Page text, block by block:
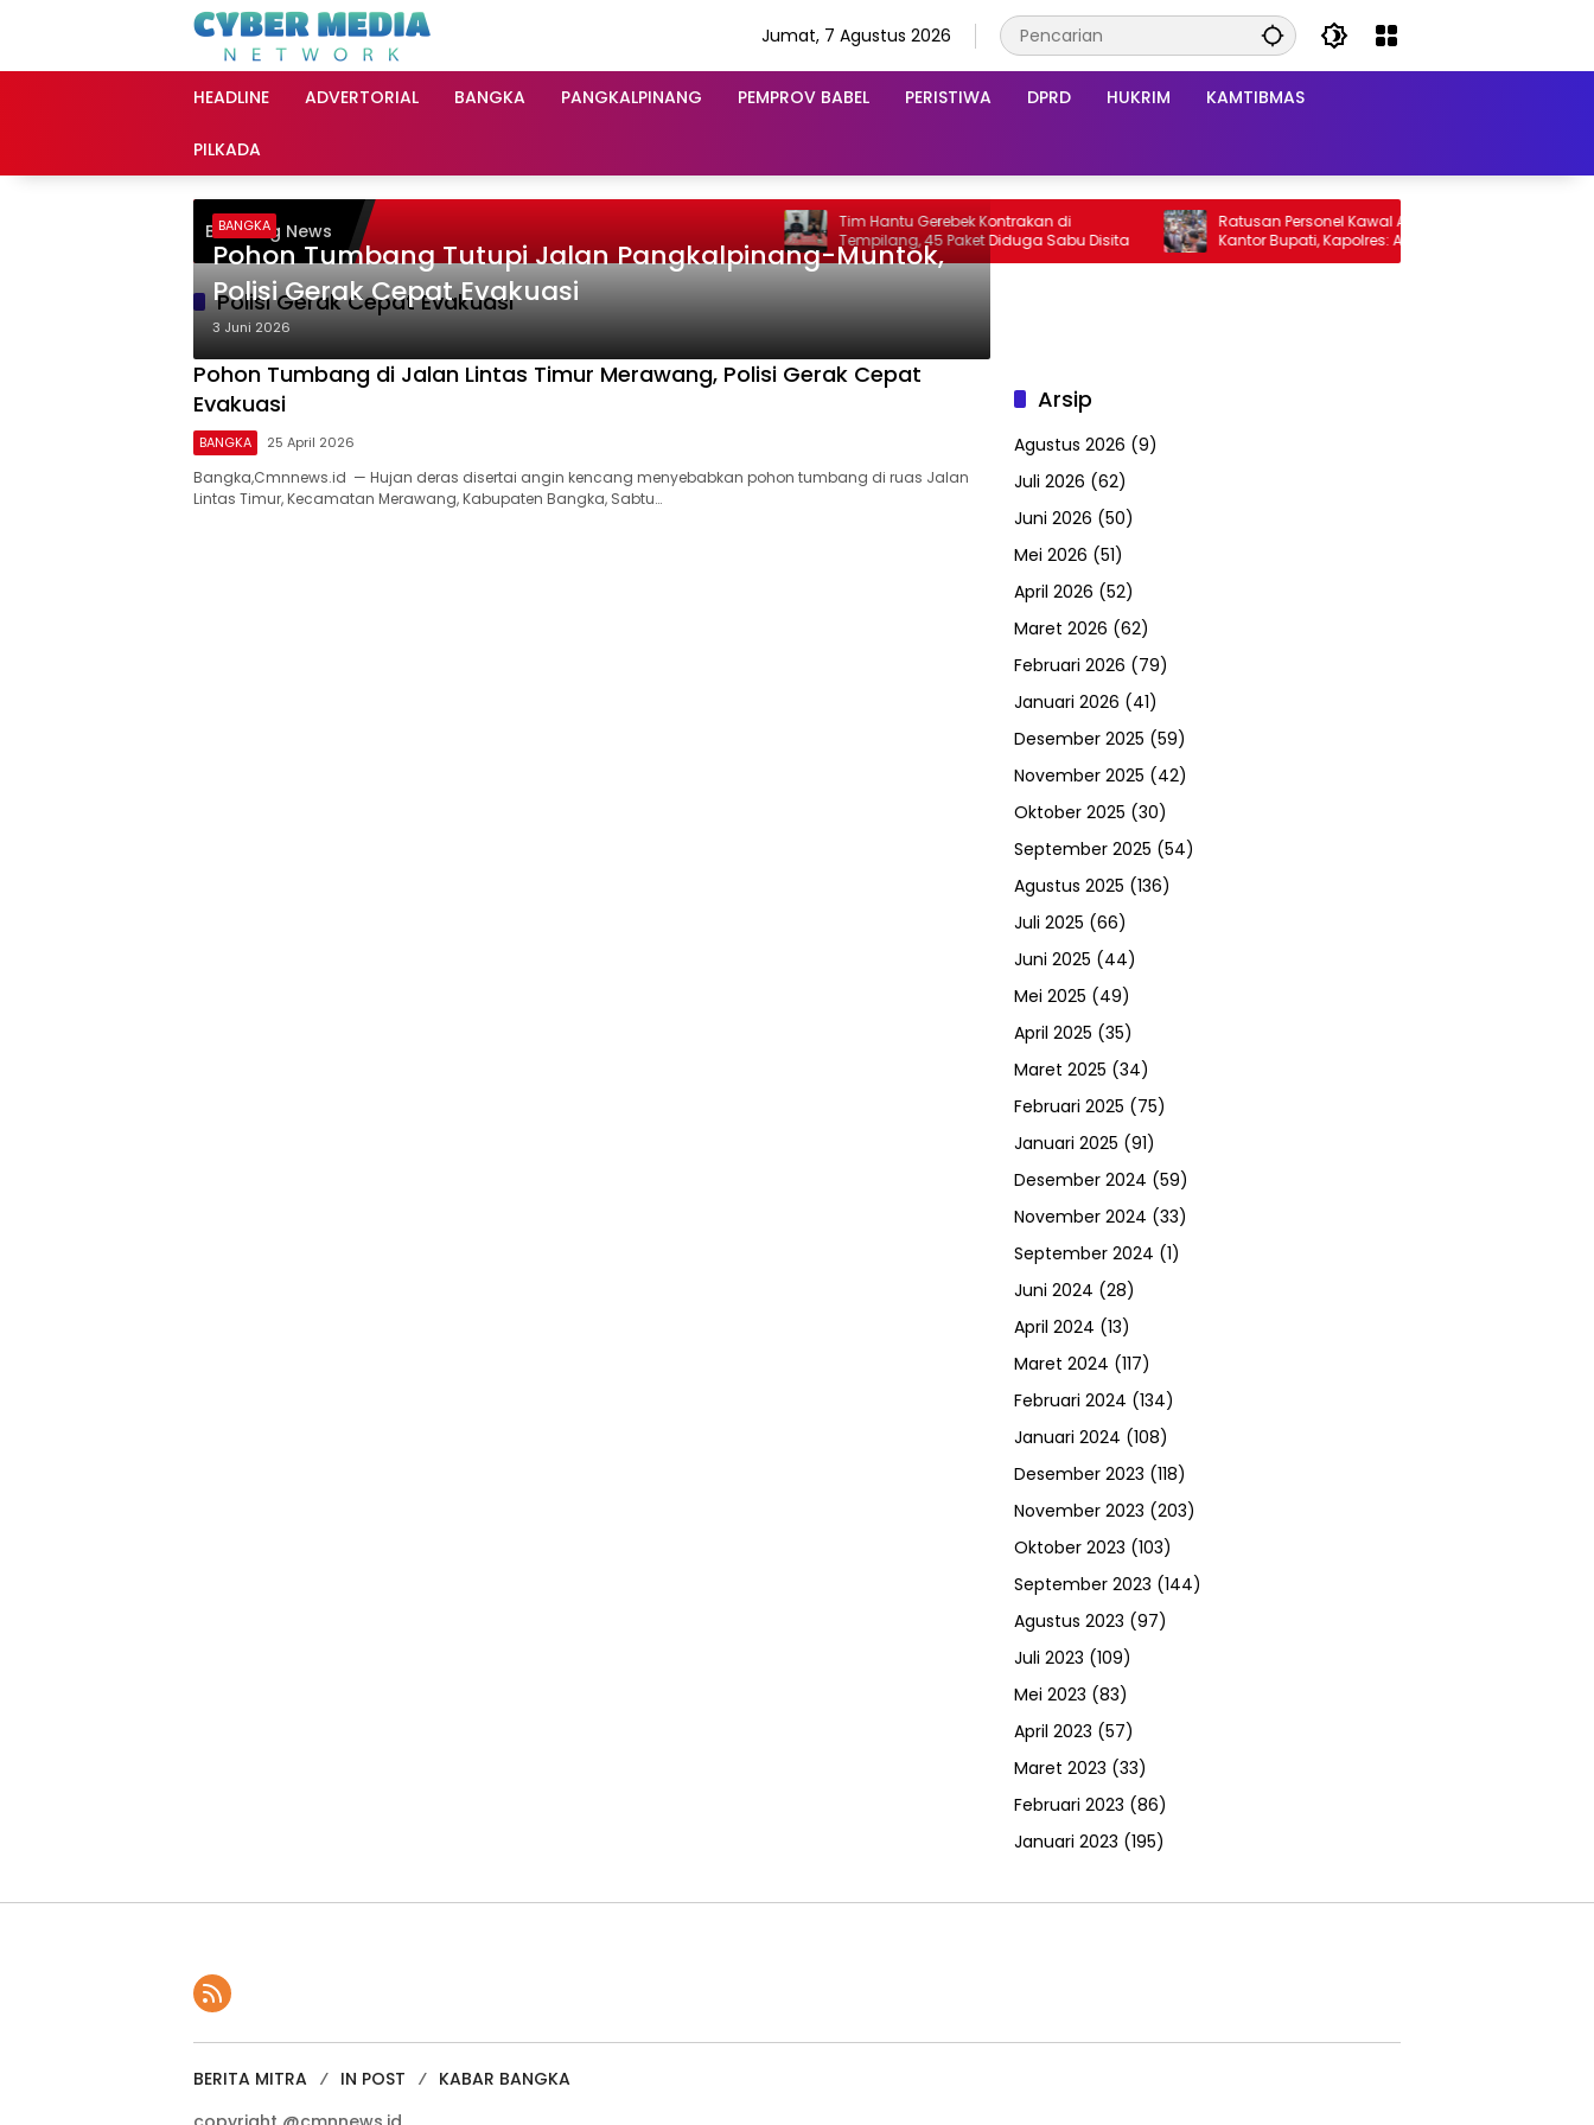
Jumat, 7 Agustus 2026
HEADLINE ADVERTORIAL BANGKA PANGKALPINANG PEMPROV BABEL PERISTIWA DPRD HUKRIM KAMTIBMAS
PILKADA
Breaking News
Tim Hantu Gerebek Kontrakan di
Tempilang, 45 Paket Diduga Sabu Disita
Ratusan Personel Kawal Aksi Damai di
Kantor Bupati, Kapolres: Aspirasi Massa
Diterima
Polisi Gerak Cepat Evakuasi
BANGKA
Pohon Tumbang Tutupi Jalan Pangkalpinang-Muntok,
Polisi Gerak Cepat Evakuasi
3 Juni 2026
Pohon Tumbang di Jalan Lintas Timur Merawang, Polisi Gerak Cepat
Evakuasi
BANGKA 25 April 2026
Bangka,Cmnnews.id — Hujan deras disertai angin kencang menyebabkan pohon tumbang di ruas Jalan
Lintas Timur, Kecamatan Merawang, Kabupaten Bangka, Sabtu…
Arsip
Agustus 2026 (9)
Juli 2026 (62)
Juni 2026 (50)
Mei 2026 (51)
April 2026 (52)
Maret 2026 (62)
Februari 2026 (79)
Januari 2026 (41)
Desember 2025 (59)
November 2025 (42)
Oktober 2025 (30)
September 2025 (54)
Agustus 2025 (136)
Juli 2025 (66)
Juni 2025 (44)
Mei 2025 (49)
April 2025 (35)
Maret 2025 (34)
Februari 2025 (75)
Januari 2025 (91)
Desember 2024 (59)
November 2024 (33)
September 2024 (1)
Juni 2024 (28)
April 2024 (13)
Maret 2024 (117)
Februari 2024 (134)
Januari 2024 (108)
Desember 2023 (118)
November 2023 (203)
Oktober 2023 (103)
September 2023 (144)
Agustus 2023 (97)
Juli 2023 (109)
Mei 2023 (83)
April 2023 (57)
Maret 2023 (33)
Februari 2023 (86)
Januari 2023 (195)
BERITA MITRA IN POST
KABAR BANGKA